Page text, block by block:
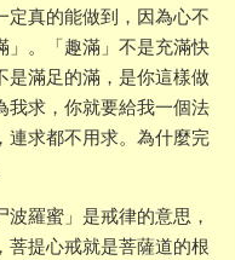
定真的能做到，因為心不
」。「趣滿」不是充滿快
是滿足的滿，是你這樣做
我求，你就要給我一個法
連求都不用求。為什麼完
羅蜜」是戒律的意思，
菩提心戒就是菩薩道的根